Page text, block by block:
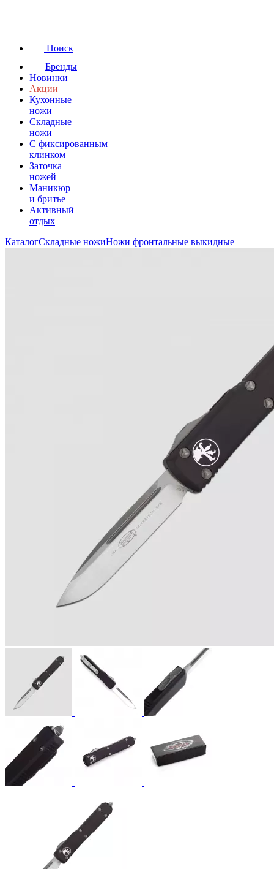
Поиск
Бренды
Новинки
Акции
Кухонные
ножи
Складные
ножи
C фиксированным
клинком
Заточка
ножей
Маникюр
и бритье
Активный
отдых
КаталогСкладные ножиНожи фронтальные выкидные